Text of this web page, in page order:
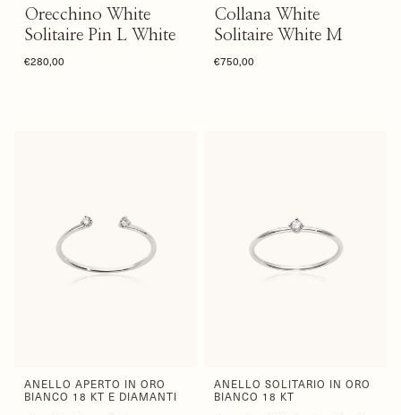
Orecchino White
Solitaire Pin L White
€280,00
Collana White
Solitaire White M
€750,00
ANELLO APERTO IN ORO
BIANCO 18 KT E DIAMANTI
ANELLO SOLITARIO IN ORO
BIANCO 18 KT